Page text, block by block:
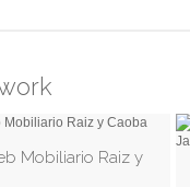
Mobiliario Raiz y